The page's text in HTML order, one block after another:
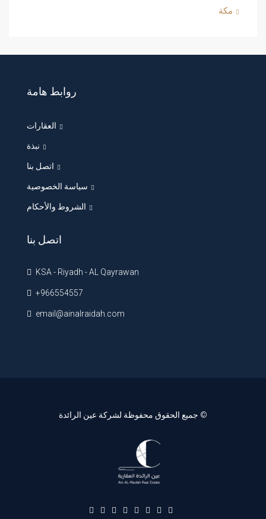
مكة
روابط هامة
العقارات
نبذة
اتصل بنا
سياسة الخصوصية
الشروط والأحكام
اتصل بنا
KSA - Riyadh - AL Qayrawan
+966554557
email@ainalraidah.com
© جميع الحقوق محفوظة لشركة عين الرائدة